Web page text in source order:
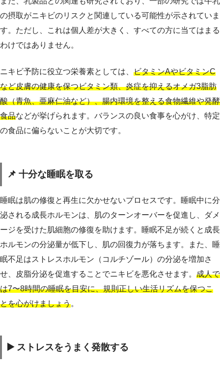
の摂取がニキビのリスクと関連している可能性が示されていま
す。ただし、これは個人差が大きく、すべての方に当てはまる
わけではありません。
ニキビ予防に役立つ栄養素としては、 ビタミンAやビタミンC
など皮膚の健康を保つビタミン類、炎症を抑えるオメガ3脂肪
酸（青魚、亜麻仁油など）、腸内環境を整える食物繊維や発酵
食品などが挙げられます。バランスの良い食事を心がけ、特定
の食品に偏らないことが大切です。
📌 十分な睡眠を取る
睡眠は肌の修復と再生に欠かせないプロセスです。睡眠中に分
泌される成長ホルモンは、肌のターンオーバーを促進し、ダメ
ージを受けた肌細胞の修復を助けます。睡眠不足が続くと成長
ホルモンの分泌量が低下し、肌の回復力が落ちます。また、睡
眠不足はストレスホルモン（コルチゾール）の分泌を増加さ
せ、皮脂分泌を促進することでニキビを悪化させます。 成人で
は7〜8時間の睡眠を目安に、規則正しい生活リズムを保つこ
とを心がけましょう。
▶️ ストレスをうまく発散する